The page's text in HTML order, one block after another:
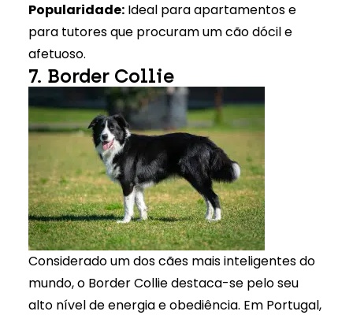
Popularidade:Ideal para apartamentos e
para tutores que procuram um cão dócil e
afetuoso.
7. Border Collie
Considerado um dos cães mais inteligentes do
mundo, o Border Collie destaca-se pelo seu
alto nível de energia e obediência. Em Portugal,